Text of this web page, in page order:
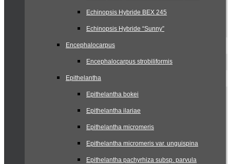
Echinopsis Hybride BEX 245
Echinopsis Hybride “Sunny”
Encephalocarpus
Encephalocarpus strobiliformis
Epithelantha
Epithelantha bokei
Epithelantha ilariae
Epithelantha micromeris
Epithelantha micromeris var. unguispina
Epithelantha pachyrhiza subsp. parvula